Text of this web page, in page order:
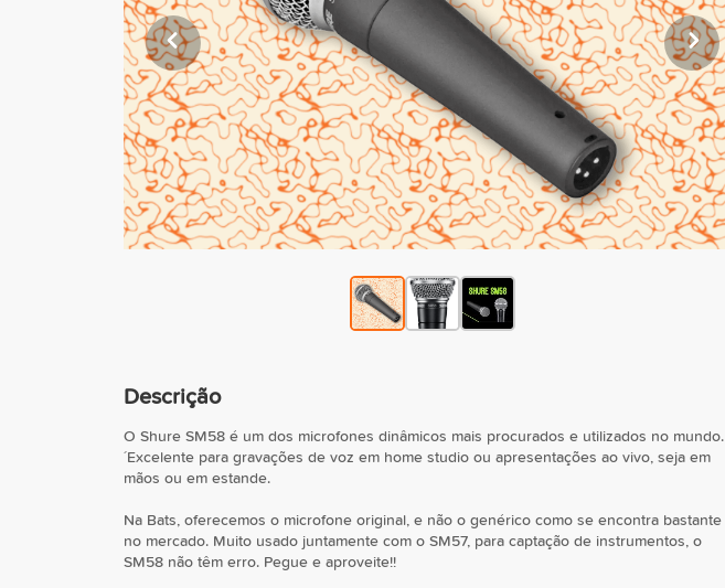
Descrição
O Shure SM58 é um dos microfones dinâmicos mais procurados e utilizados no mundo.
´Excelente para gravações de voz em home studio ou apresentações ao vivo, seja em
mãos ou em estande.
Na Bats, oferecemos o microfone original, e não o genérico como se encontra bastante
no mercado. Muito usado juntamente com o SM57, para captação de instrumentos, o
SM58 não têm erro. Pegue e aproveite!!